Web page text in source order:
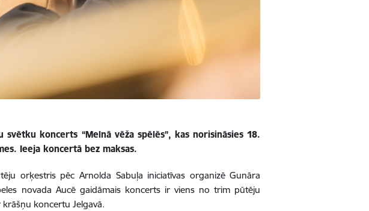
koncerts “Melnā vēža spēlēs”, kas norisināsies 18.
Ieeja koncertā bez maksas.
orķestris pēc Arnolda Sabuļa iniciatīvas organizē Gunāra
novada Aucē gaidāmais koncerts ir viens no trim pūtēju
koncertu Jelgavā.